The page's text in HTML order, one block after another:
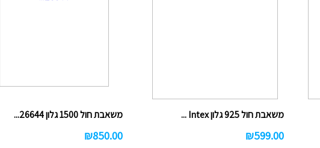
משאבת חול 925 גלון Intex ...
599.00
₪
משאבת חול 1500 גלון 26644...
850.00
₪